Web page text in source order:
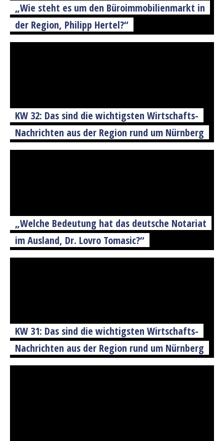
„Wie steht es um den Büroimmobilienmarkt in
der Region, Philipp Hertel?“
KW 32: Das sind die wichtigsten Wirtschafts-
Nachrichten aus der Region rund um Nürnberg
„Welche Bedeutung hat das deutsche Notariat
im Ausland, Dr. Lovro Tomasic?“
KW 31: Das sind die wichtigsten Wirtschafts-
Nachrichten aus der Region rund um Nürnberg